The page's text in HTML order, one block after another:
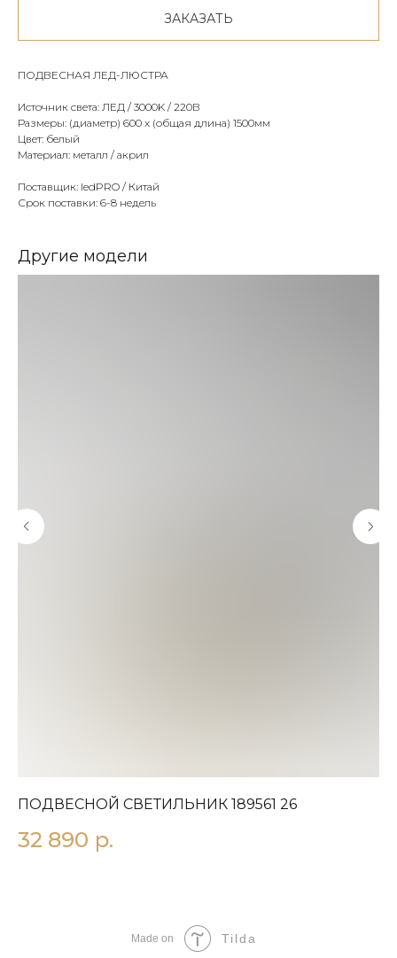
ЗАКАЗАТЬ
ПОДВЕСНАЯ ЛЕД-ЛЮСТРА
Источник света: ЛЕД / 3000K / 220В
Размеры: (диаметр) 600 x (общая длина) 1500мм
Цвет: белый
Материал: металл / акрил
Поставщик: ledPRO / Китай
Срок поставки: 6-8 недель
Другие модели
ПОДВЕСНОЙ СВЕТИЛЬНИК 189561 26
32 890 р.
Made on Tilda